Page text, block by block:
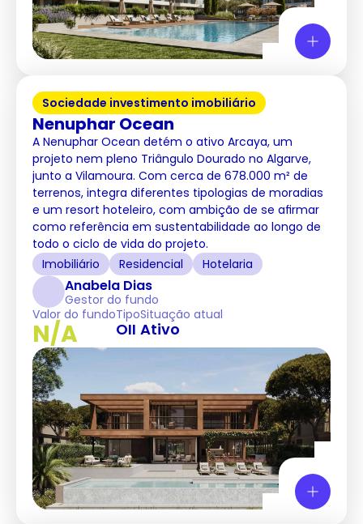
Sociedade investimento imobiliário
Nenuphar Ocean
A Nenuphar Ocean detém o ativo Arcaya, um
projeto nem pleno Triângulo Dourado no Algarve,
junto a Vilamoura. Com cerca de 678.000 m² de
terrenos, integra diferentes tipologias de moradias
e um resort hoteleiro, com ambição de se afirmar
como referência em sustentabilidade ao longo de
todo o ciclo de vida do projeto.
Imobiliário
Residencial Hotelaria
Anabela Dias
Gestor do fundo
Valor do fundo
N/A
Tipo
OII
Situação atual
Ativo